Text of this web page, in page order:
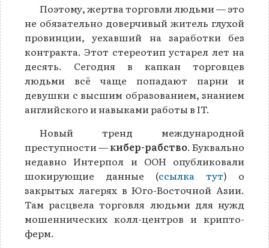
Поэтому, жертва торговли людьми — это
не обязательно доверчивый житель глухой
провинции, уехавший на заработки без
контракта. Этот стереотип устарел лет на
десять. Сегодня в капкан торговцев
людьми всё чаще попадают парни и
девушки с высшим образованием, знанием
английского и навыками работы в IT.
Новый тренд международной
преступности —кибер-рабство. Буквально
недавно Интерпол и ООН опубликовали
шокирующие данные (ссылка тут) о
закрытых лагерях в Юго-Восточной Азии.
Там расцвела торговля людьми для нужд
мошеннических колл-центров и крипто-
ферм.